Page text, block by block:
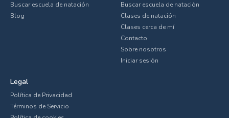
Buscar escuela de natación
Blog
Buscar escuela de natación
Clases de natación
Clases cerca de mí
Contacto
Sobre nosotros
Iniciar sesión
Legal
Política de Privacidad
Términos de Servicio